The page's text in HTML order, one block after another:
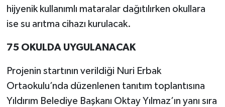
hijyenik kullanımlı mataralar dağıtılırken okullara
ise su arıtma cihazı kurulacak.
75 OKULDA UYGULANACAK
Projenin startının verildiği Nuri Erbak
Ortaokulu’nda düzenlenen tanıtım toplantısına
Yıldırım Belediye Başkanı Oktay Yılmaz’ın yanı sıra